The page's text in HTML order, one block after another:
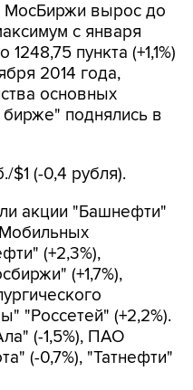
МосБиржи вырос до
с января
пункта (+1,1%)
2014 года,
основных
поднялись в
$1 (-0,4 рубля).
акции "Башнефти"
(+2,3%),
(+1,7%),
"Россетей" (+2,2%).
(-1,5%), ПАО
(-0,7%), "Татнефти"